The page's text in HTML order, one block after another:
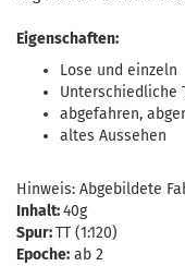
Eigenschaften:
Lose und einzeln
Unterschiedliche
abgefahren,
altes Aussehen
Hinweis: Abgebildete
Inhalt:40g
Spur:TT (1:120)
Epoche: ab 2